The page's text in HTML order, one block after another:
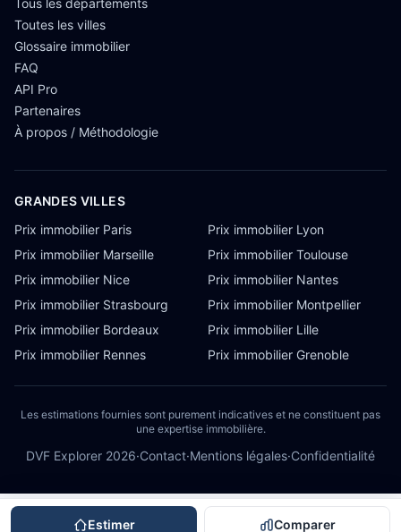
Estimer Comparer
Tous les départements
Toutes les villes
Glossaire immobilier
FAQ
API Pro
Partenaires
À propos / Méthodologie
GRANDES VILLES
Prix immobilier Paris
Prix immobilier Lyon
Prix immobilier Marseille
Prix immobilier Toulouse
Prix immobilier Nice
Prix immobilier Nantes
Prix immobilier Strasbourg
Prix immobilier Montpellier
Prix immobilier Bordeaux
Prix immobilier Lille
Prix immobilier Rennes
Prix immobilier Grenoble
Les estimations fournies sont purement indicatives et ne constituent pas
une expertise immobilière.
DVF Explorer 2026·Contact·Mentions légales·Confidentialité